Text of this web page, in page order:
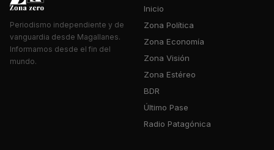
Periodismo independiente y de
vanguardia desde Magallanes.
Informamos desde el fin del
mundo.
Inicio
Zona Política
Zona Economía
Zona Visión
Zona Estéreo
BDR
Último Pase
Radio Patagónica